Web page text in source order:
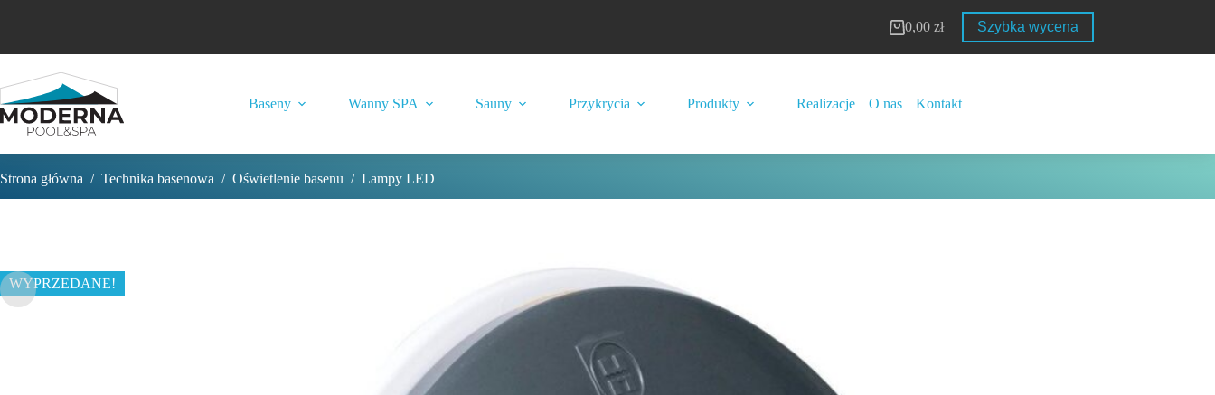
Koszyk
0,00 zł Szybka wycena
Baseny Wanny SPA Sauny Przykrycia Produkty Realizacje O nas Kontakt
Strona główna / Technika basenowa / Oświetlenie basenu / Lampy LED
WYPRZEDANE!